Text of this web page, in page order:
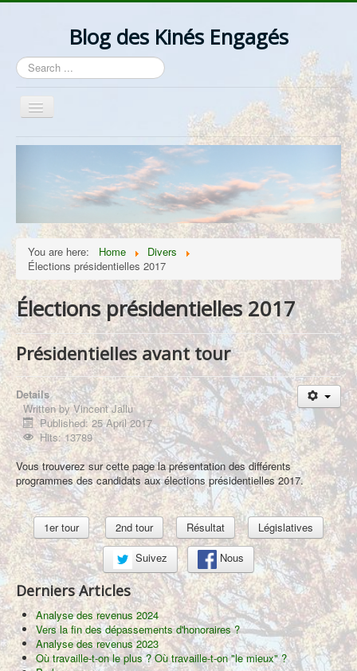
Blog des Kinés Engagés
Search
...
Toggle
Navigation
Bienvenue
Actualités
La Profession
Les Idées
Ordre/Contre Ordre
Les Syndicats
Lantzelot
Divers
À propos
You are here: Home
Divers
Élections présidentielles 2017
Élections présidentielles 2017
Présidentielles avant tour
Details
Written byVincent Jallu
Published: 25 April 2017
Hits: 13789
Vous trouverez sur cette page la présentation des différents
programmes des candidats aux élections présidentielles 2017.
1er tour 2nd tour Résultat Législatives
Suivez Nous
Derniers Articles
Analyse des revenus 2024
Vers la fin des dépassements d'honoraires ?
Analyse des revenus 2023
Où travaille-t-on le plus ? Où travaille-t-on "le mieux" ?